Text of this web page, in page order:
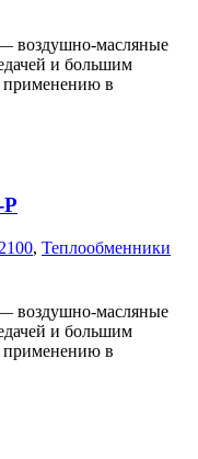
воздушно-масляные
и большим
применению в
, Теплообменники
воздушно-масляные
и большим
применению в